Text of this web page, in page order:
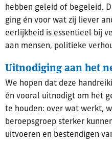
hebben geleid of begeleid.
ging én voor wat zij liever
eerlijkheid is essentieel bij
aan mensen, politieke
Uitnodiging aan het
We hopen dat deze
én vooral uitnodigt om het
te houden: over wat werkt,
beroepsgroep sterker
uitvoeren en bestendigen